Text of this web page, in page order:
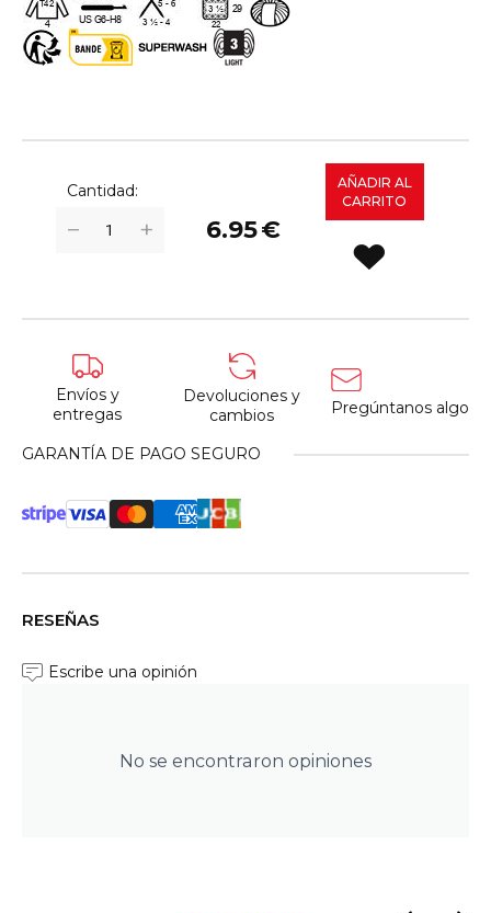
Cantidad:
+
− 6.95€
AÑADIR AL
CARRITO
Envíos y
entregas
Devoluciones y
cambios
Pregúntanos algo
GARANTÍA DE PAGO SEGURO
RESEÑAS
No se encontraron opiniones
Escribe una opinión